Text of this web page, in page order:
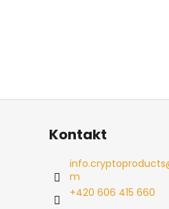
Kontakt
info.cryptoproducts
m
+420 606 415 660